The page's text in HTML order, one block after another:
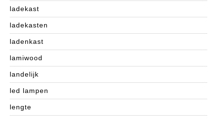
ladekast
ladekasten
ladenkast
lamiwood
landelijk
led lampen
lengte